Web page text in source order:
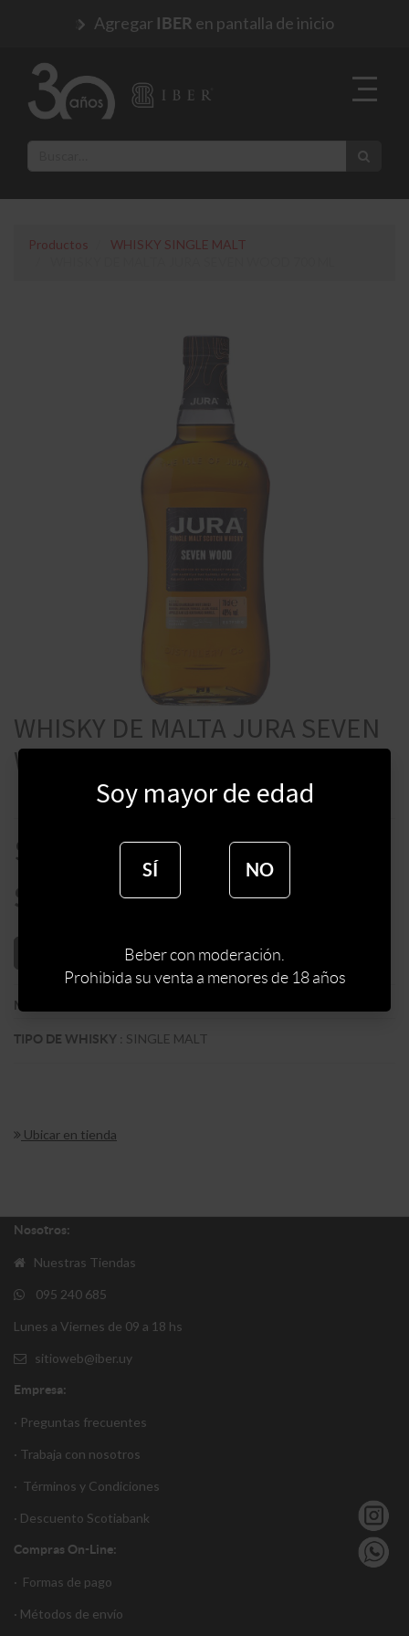
Agregar IBER en pantalla de inicio
Productos
WHISKY SINGLE MALT
WHISKY DE MALTA JURA SEVEN
WOOD 700 ML
$
$
AÑADIR AL CARRITO
MARCA DE WHISKY
TIPO DE WHISKY : SINGLE MALT
Ubicar en tienda
Nosotros:
Nuestras Tiendas
095 240 685
Lunes a Viernes de 09 a 18 hs
sitioweb@iber.uy
Empresa:
· Preguntas frecuentes
· Trabaja con nosotros
· Términos y Condiciones
· Descuento Scotiabank
Compras On-Line:
· Formas de pago
· Métodos de envío
Soy mayor de edad
SÍ NO
Beber con moderación.
Prohibida su venta a menores de 18 años